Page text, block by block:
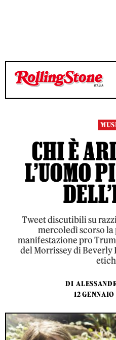
TEMPO DI LETTURA 13 MINUTI
TEMPO DI LETTURA 13 MINUTI
CHI È
L’UOMO
Tweet discutibili su
mercoledì scorso
manifestazione pro
del Morrissey di Beverly
DI
12